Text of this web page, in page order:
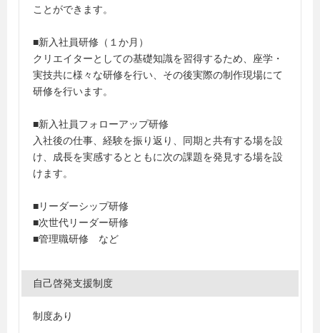
ことができます。
■新入社員研修（１か月）
クリエイターとしての基礎知識を習得するため、座学・
実技共に様々な研修を行い、その後実際の制作現場にて
研修を行います。
■新入社員フォローアップ研修
入社後の仕事、経験を振り返り、同期と共有する場を設
け、成長を実感するとともに次の課題を発見する場を設
けます。
■リーダーシップ研修
■次世代リーダー研修
■管理職研修 など
自己啓発支援制度
制度あり